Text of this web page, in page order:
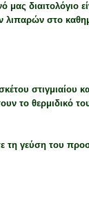
διαιτολόγιο
στο
στιγμιαίου
το θερμιδικό
τη γεύση του